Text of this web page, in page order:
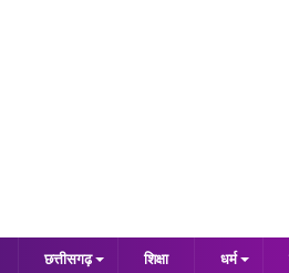
छत्तीसगढ़ शिक्षा धर्म